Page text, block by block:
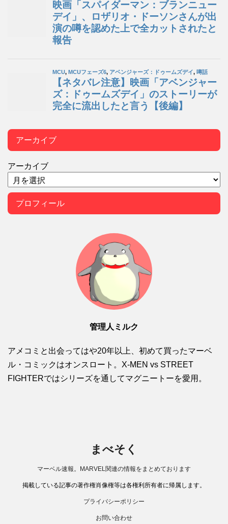
アーカイブ
アーカイブ
プロフィール
管理人ミルク
アメコミと出会ってはや20年以上、初めて買ったマーベ
ル・コミックはオンスロート。X-MEN vs STREET
FIGHTERではシリーズを通してマグニートーを愛用。
まべそく
マーベル速報。MARVEL関連の情報をまとめております
掲載している記事の著作権肖像権等は各権利所有者に帰属します。
プライバシーポリシー
お問い合わせ